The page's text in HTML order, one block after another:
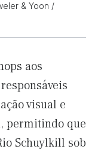
& Yoon /
aos
visual e
permitindo que
Schuylkill sob